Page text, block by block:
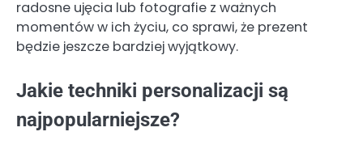
radosne ujęcia lub fotografie z ważnych
momentów w ich życiu, co sprawi, że prezent
będzie jeszcze bardziej wyjątkowy.
Jakie techniki personalizacji są
najpopularniejsze?